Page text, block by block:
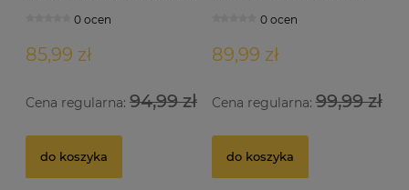
0 ocen
85,99 zł
Cena regularna: 94,99 zł
do koszyka
0 ocen
89,99 zł
Cena regularna:99,99 zł
do koszyka